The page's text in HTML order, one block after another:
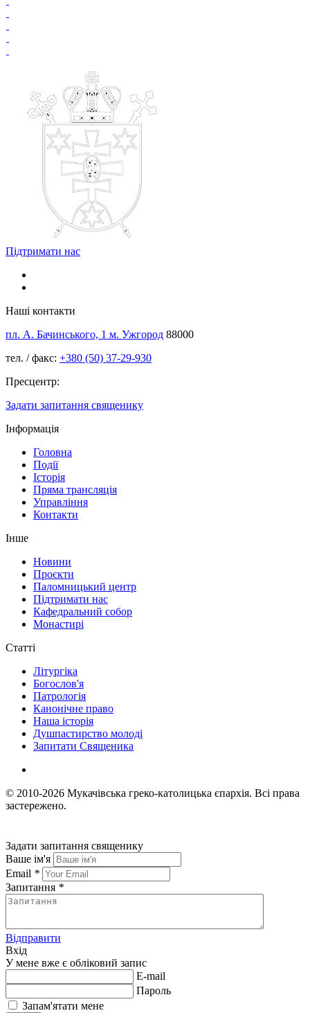
Підтримати нас
Наші контакти
пл. А. Бачинського, 1 м. Ужгород 88000
тел. / факс: +380 (50) 37-29-930
Пресцентр:
Задати запитання священику
Інформація
Головна
Події
Історія
Пряма трансляція
Управління
Контакти
Інше
Новини
Проєкти
Паломницький центр
Підтримати нас
Кафедральний собор
Монастирі
Статті
Літургіка
Богослов'я
Патрологія
Канонічне право
Наша історія
Душпастирство молоді
Запитати Священика
© 2010-2026 Мукачівська греко-католицька єпархія. Всі права
застережено.
Задати запитання священику
Ваше ім'я
Email *
Запитання *
Відправити
Вхід
У мене вже є обліковий запис
E-mail
Пароль
Запам'ятати мене